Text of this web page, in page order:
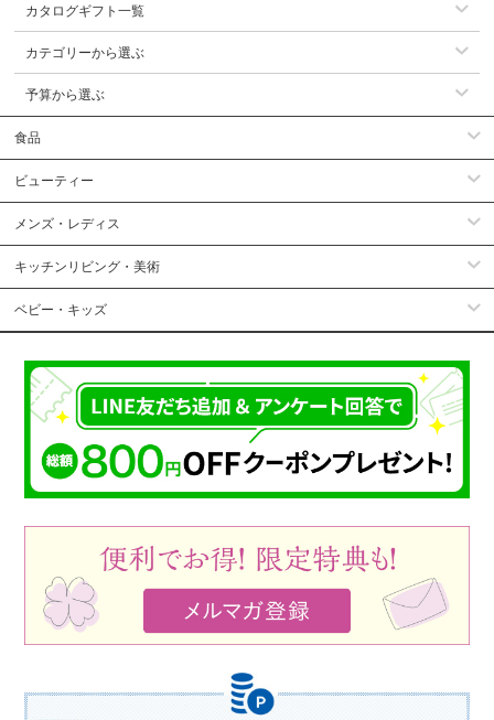
カタログギフト一覧
カテゴリーから選ぶ
予算から選ぶ
食品
ビューティー
メンズ・レディス
キッチンリビング・美術
ベビー・キッズ